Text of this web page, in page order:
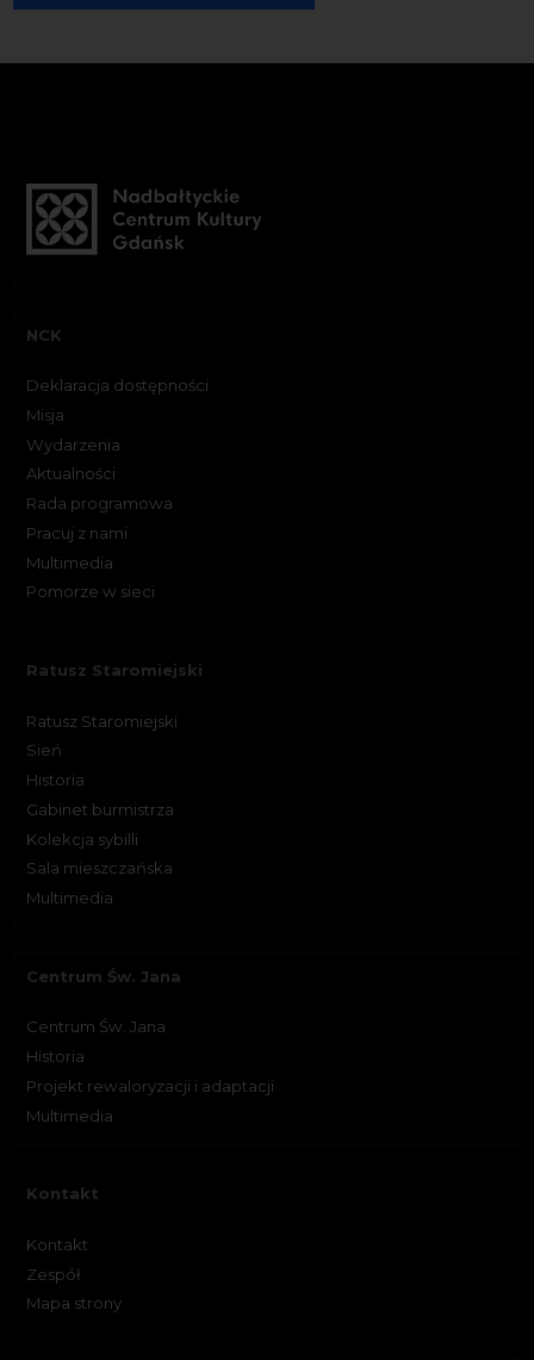
NCK
Deklaracja dostępności
Misja
Wydarzenia
Aktualności
Rada programowa
Pracuj z nami
Multimedia
Pomorze w sieci
Ratusz Staromiejski
Ratusz Staromiejski
Sień
Historia
Gabinet burmistrza
Kolekcja sybilli
Sala mieszczańska
Multimedia
Centrum Św. Jana
Centrum Św. Jana
Historia
Projekt rewaloryzacji i adaptacji
Multimedia
Kontakt
Kontakt
Zespół
Mapa strony